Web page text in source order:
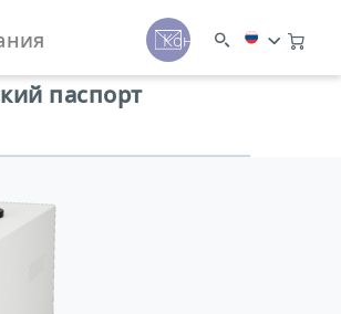
Контакты
паспорт